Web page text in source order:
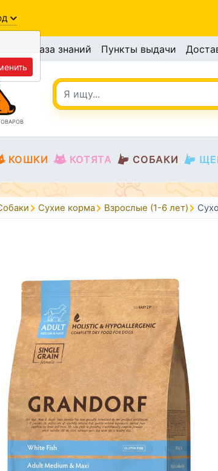
База знаний Пункты выдачи
КОШКИ КОТЯТА СОБАКИ
Сухие корма Взрослые (1-6 лет)